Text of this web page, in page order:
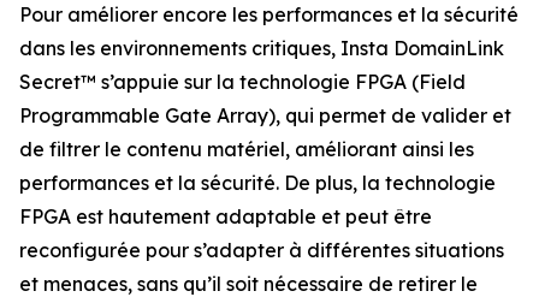
Pour améliorer encore les performances et la sécurité
dans les environnements critiques, Insta DomainLink
Secret™ s’appuie sur la technologie FPGA (Field
Programmable Gate Array), qui permet de valider et
de filtrer le contenu matériel, améliorant ainsi les
performances et la sécurité. De plus, la technologie
FPGA est hautement adaptable et peut être
reconfigurée pour s’adapter à différentes situations
et menaces, sans qu’il soit nécessaire de retirer le